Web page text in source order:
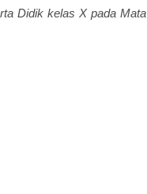
Didik kelas X pada Mata